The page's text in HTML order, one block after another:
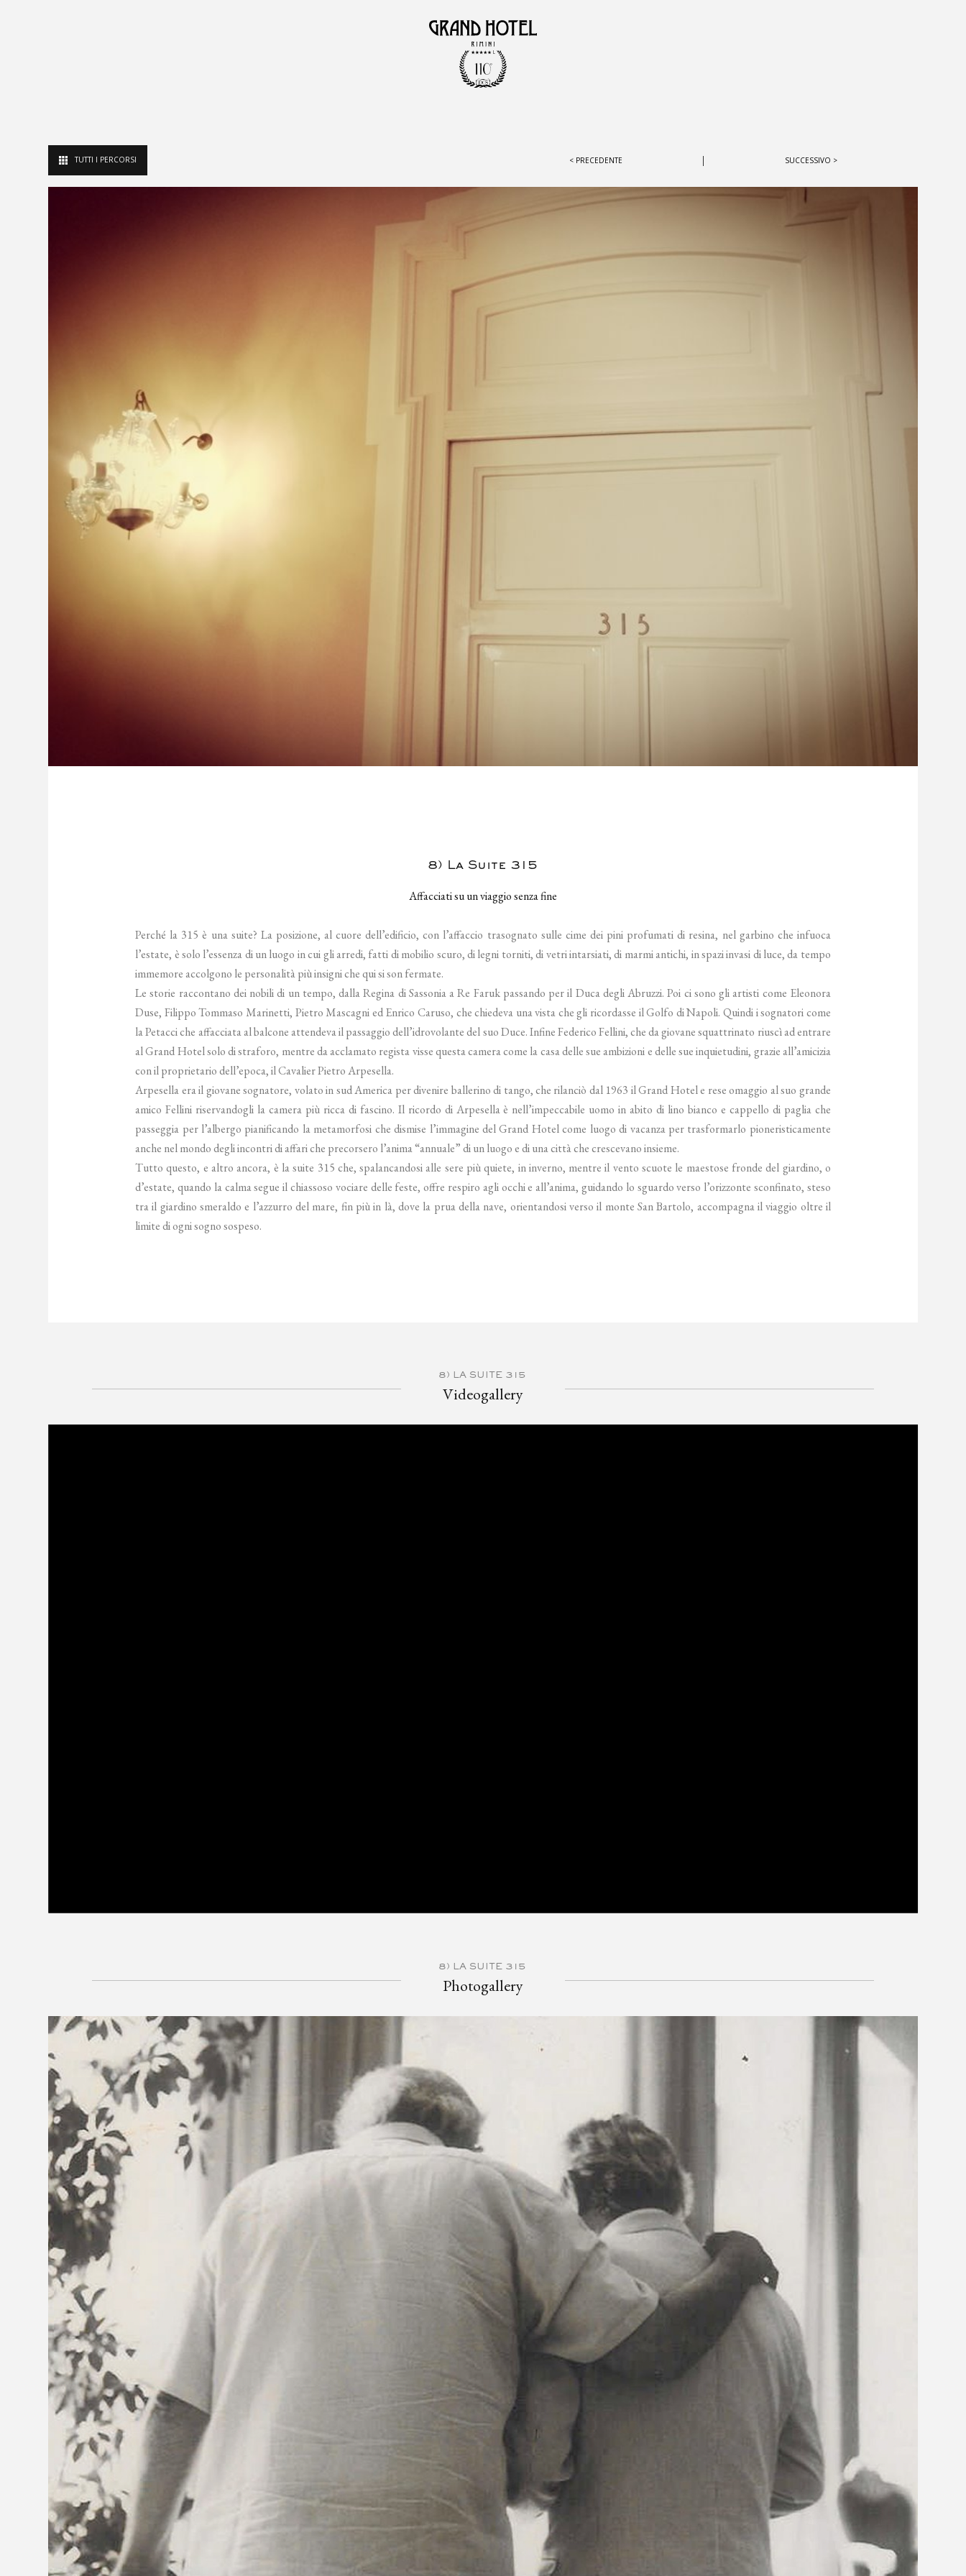
TUTTI I PERCORSI < PRECEDENTE | SUCCESSIVO >
8) La Suite 315
Affacciati su un viaggio senza fine
Perché la 315 è una suite? La posizione, al cuore dell’edificio, con l’affaccio trasognato sulle cime dei pini profumati di resina, nel garbino che infuoca
l’estate, è solo l’essenza di un luogo in cui gli arredi, fatti di mobilio scuro, di legni torniti, di vetri intarsiati, di marmi antichi, in spazi invasi di luce, da tempo
immemore accolgono le personalità più insigni che qui si son fermate.
Le storie raccontano dei nobili di un tempo, dalla Regina di Sassonia a Re Faruk passando per il Duca degli Abruzzi. Poi ci sono gli artisti come Eleonora
Duse, Filippo Tommaso Marinetti, Pietro Mascagni ed Enrico Caruso, che chiedeva una vista che gli ricordasse il Golfo di Napoli. Quindi i sognatori come
la Petacci che affacciata al balcone attendeva il passaggio dell’idrovolante del suo Duce. Infine Federico Fellini, che da giovane squattrinato riuscì ad entrare
al Grand Hotel solo di straforo, mentre da acclamato regista visse questa camera come la casa delle sue ambizioni e delle sue inquietudini, grazie all’amicizia
con il proprietario dell’epoca, il Cavalier Pietro Arpesella.
Arpesella era il giovane sognatore, volato in sud America per divenire ballerino di tango, che rilanciò dal 1963 il Grand Hotel e rese omaggio al suo grande
amico Fellini riservandogli la camera più ricca di fascino. Il ricordo di Arpesella è nell’impeccabile uomo in abito di lino bianco e cappello di paglia che
passeggia per l’albergo pianificando la metamorfosi che dismise l’immagine del Grand Hotel come luogo di vacanza per trasformarlo pioneristicamente
anche nel mondo degli incontri di affari che precorsero l’anima “annuale” di un luogo e di una città che crescevano insieme.
Tutto questo, e altro ancora, è la suite 315 che, spalancandosi alle sere più quiete, in inverno, mentre il vento scuote le maestose fronde del giardino, o
d’estate, quando la calma segue il chiassoso vociare delle feste, offre respiro agli occhi e all’anima, guidando lo sguardo verso l’orizzonte sconfinato, steso
tra il giardino smeraldo e l’azzurro del mare, fin più in là, dove la prua della nave, orientandosi verso il monte San Bartolo, accompagna il viaggio oltre il
limite di ogni sogno sospeso.
8) LA SUITE 315
Videogallery
8) LA SUITE 315
Photogallery